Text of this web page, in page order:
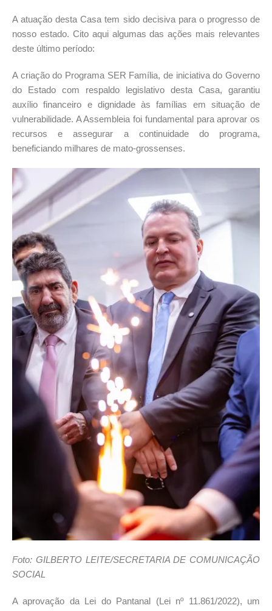
A atuação desta Casa tem sido decisiva para o progresso de
nosso estado. Cito aqui algumas das ações mais relevantes
deste último período:
A criação do Programa SER Família, de iniciativa do Governo
do Estado com respaldo legislativo desta Casa, garantiu
auxílio financeiro e dignidade às famílias em situação de
vulnerabilidade. A Assembleia foi fundamental para aprovar os
recursos e assegurar a continuidade do programa,
beneficiando milhares de mato-grossenses.
Foto: GILBERTO LEITE/SECRETARIA DE COMUNICAÇÃO
SOCIAL
A aprovação da Lei do Pantanal (Lei nº 11.861/2022), um